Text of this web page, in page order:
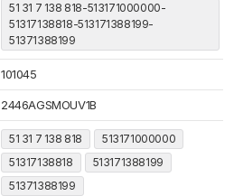
51 31 7 138 818-513171000000-
51317138818-513171388199-
51371388199
101045
2446AGSMOUV1B
51 31 7 138 818
513171000000
51317138818
513171388199
51371388199